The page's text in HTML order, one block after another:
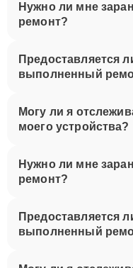
Нужно ли мне
ремонт?
Предоставляется
выполненный
Могу ли я
моего устройства?
Нужно ли мне
ремонт?
Предоставляется
выполненный